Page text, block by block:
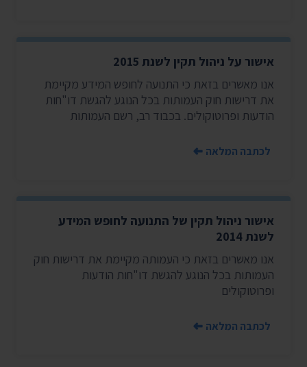
אישור על ניהול תקין לשנת 2015
אנו מאשרים בזאת כי התנועה לחופש המידע מקיימת
את דרישות חוק העמותות בכל הנוגע להגשת דו"חות
הודעות ופרוטוקולים. בכבוד רב, רשם העמותות
לכתבה המלאה
אישור ניהול תקין של התנועה לחופש המידע
לשנת 2014
אנו מאשרים בזאת כי העמותה מקיימת את דרישות חוק
העמותות בכל הנוגע להגשת דו"חות הודעות
ופרוטוקולים
לכתבה המלאה